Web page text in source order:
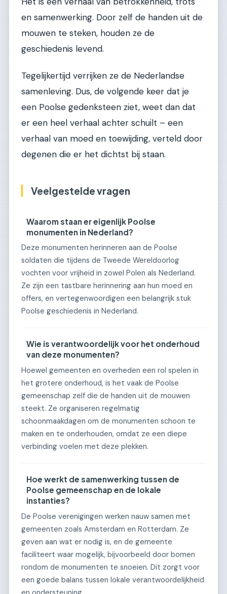
en samenwerking. Door zelf de handen uit de
mouwen te steken, houden ze de
geschiedenis levend.
Tegelijkertijd verrijken ze de Nederlandse
samenleving. Dus, de volgende keer dat je
een Poolse gedenksteen ziet, weet dan dat
er een heel verhaal achter schuilt – een
verhaal van moed en toewijding, verteld door
degenen die er het dichtst bij staan.
Veelgestelde vragen
Waarom staan er eigenlijk Poolse
monumenten in Nederland?
Deze monumenten herinneren aan de Poolse
soldaten die tijdens de Tweede Wereldoorlog
vochten voor vrijheid in zowel Polen als Nederland.
Ze zijn een tastbare herinnering aan hun moed en
offers, en vertegenwoordigen een belangrijk stuk
Poolse geschiedenis in Nederland.
Wie is verantwoordelijk voor het onderhoud
van deze monumenten?
Hoewel gemeenten en overheden een rol spelen in
het grotere onderhoud, is het vaak de Poolse
gemeenschap zelf die de handen uit de mouwen
steekt. Ze organiseren regelmatig
schoonmaakdagen om de monumenten schoon te
maken en te onderhouden, omdat ze een diepe
verbinding voelen met deze plekken.
Hoe werkt de samenwerking tussen de
Poolse gemeenschap en de lokale
instanties?
De Poolse verenigingen werken nauw samen met
gemeenten zoals Amsterdam en Rotterdam. Ze
geven aan wat er nodig is, en de gemeente
faciliteert waar mogelijk, bijvoorbeeld door bomen
rondom de monumenten te snoeien. Dit zorgt voor
een goede balans tussen lokale verantwoordelijkheid